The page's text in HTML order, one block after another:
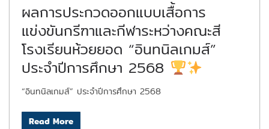
ผลการประกวดออกแบบเสื้อการ
แข่งขันกรีฑาและกีฬาระหว่างคณะสี
โรงเรียนห้วยยอด “อินทนิลเกมส์”
ประจำปีการศึกษา 2568
“อินทนิลเกมส์” ประจำปีการศึกษา 2568
Read More